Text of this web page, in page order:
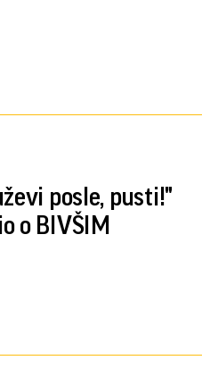
posle, pusti!"
o BIVŠIM